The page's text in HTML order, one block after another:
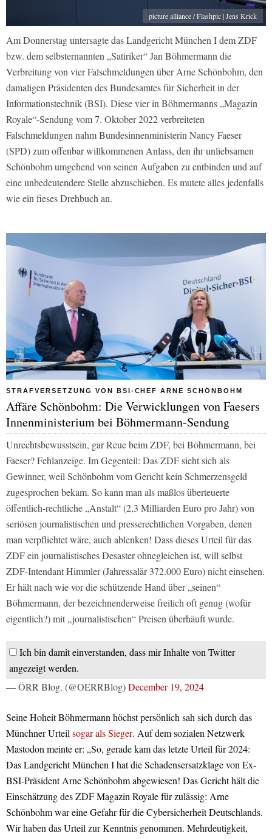
picture alliance / Flashpic | Jens Krick
Am Donnerstag untersagte das Landgericht München I dem ZDF
bzw. dem selbsternannten „Satiriker“ Jan Böhmermann die
Verbreitung von vier Falschmeldungen über Arne Schönbohm, den
damaligen Präsidenten des Bundesamtes für Sicherheit in der
Informationstechnik (BSI). Diese vier in Böhmermanns „Magazin
Royale“-Sendung vom 7. Oktober 2022 verbreiteten
Falschmeldungen nahm Bundesinnenministerin Nancy Faeser
(SPD) zum offenbar willkommenen Anlass, den ihr unliebsamen
Schönbohm umgehend von seinen Aufgaben zu entbinden und auf
eine unbedeutendere Stelle abzuschieben. Es mutete alles jedenfalls
wie ein fieses Drehbuch an.
STRAFVERSETZUNG VON BSI-CHEF ARNE SCHÖNBOHM
Affäre Schönbohm: Die Verwicklungen von Faesers
Innenministerium bei Böhmermann-Sendung
Unrechtsbewusstsein, gar Reue beim ZDF, bei Böhmermann, bei
Faeser? Fehlanzeige. Im Gegenteil: Das ZDF sieht sich als
Gewinner, weil Schönbohm vom Gericht kein Schmerzensgeld
zugesprochen bekam. So kann man als maßlos überteuerte
öffentlich-rechtliche „Anstalt“ (2,3 Milliarden Euro pro Jahr) von
seriösen journalistischen und presserechtlichen Vorgaben, denen
man verpflichtet wäre, auch ablenken! Dass dieses Urteil für das
ZDF ein journalistisches Desaster ohnegleichen ist, will selbst
ZDF-Intendant Himmler (Jahressalär 372.000 Euro) nicht einsehen.
Er hält nach wie vor die schützende Hand über „seinen“
Böhmermann, der bezeichnenderweise freilich oft genug (wofür
eigentlich?) mit „journalistischen“ Preisen überhäuft wurde.
Ich bin damit einverstanden, dass mir Inhalte von Twitter
angezeigt werden.
— ÖRR Blog. (@OERRBlog)December 19, 2024
Seine Hoheit Böhmermann höchst persönlich sah sich durch das
Münchner Urteilsogar als Sieger. Auf dem sozialen Netzwerk
Mastodon meinte er: „So, gerade kam das letzte Urteil für 2024:
Das Landgericht München I hat die Schadensersatzklage von Ex-
BSI-Präsident Arne Schönbohm abgewiesen! Das Gericht hält die
Einschätzung des ZDF Magazin Royale für zulässig: Arne
Schönbohm war eine Gefahr für die Cybersicherheit Deutschlands.
Wir haben das Urteil zur Kenntnis genommen. Mehrdeutigkeit,